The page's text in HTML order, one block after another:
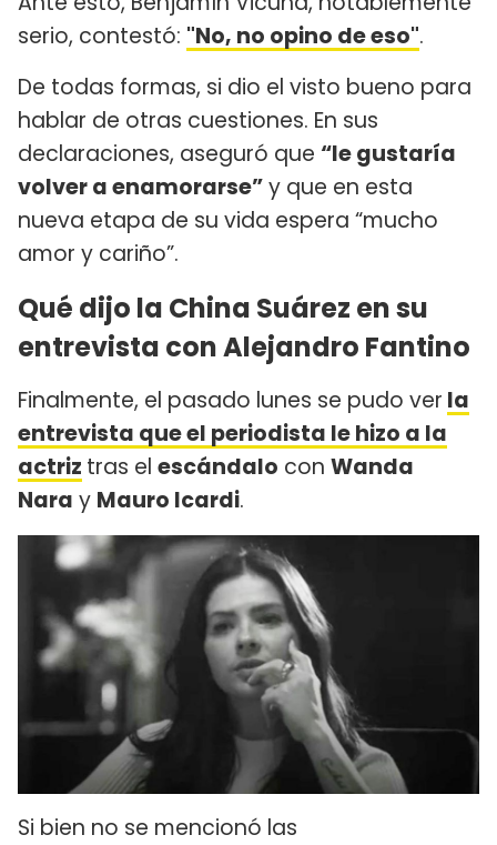
serio, contestó: "No, no opino de eso".
De todas formas, si dio el visto bueno para
hablar de otras cuestiones. En sus
declaraciones, aseguró que “le gustaría
volver a enamorarse”y que en esta
nueva etapa de su vida espera “mucho
amor y cariño”.
Qué dijo la China Suárez en su
entrevista con Alejandro Fantino
Finalmente, el pasado lunes se pudo ver la
entrevista que el periodista le hizo a la
actriz tras el escándalo con Wanda
Nara y Mauro Icardi.
Si bien no se mencionó las